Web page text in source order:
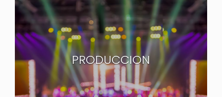
PRODUCCION